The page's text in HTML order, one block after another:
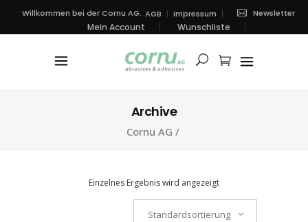
Willkommen bei der Cornu AG. AGB Impressum Newsletter
Mein Account Wunschliste
Archive
Cornu AG /
Einzelnes Ergebnis wird angezeigt
Standardsortierung